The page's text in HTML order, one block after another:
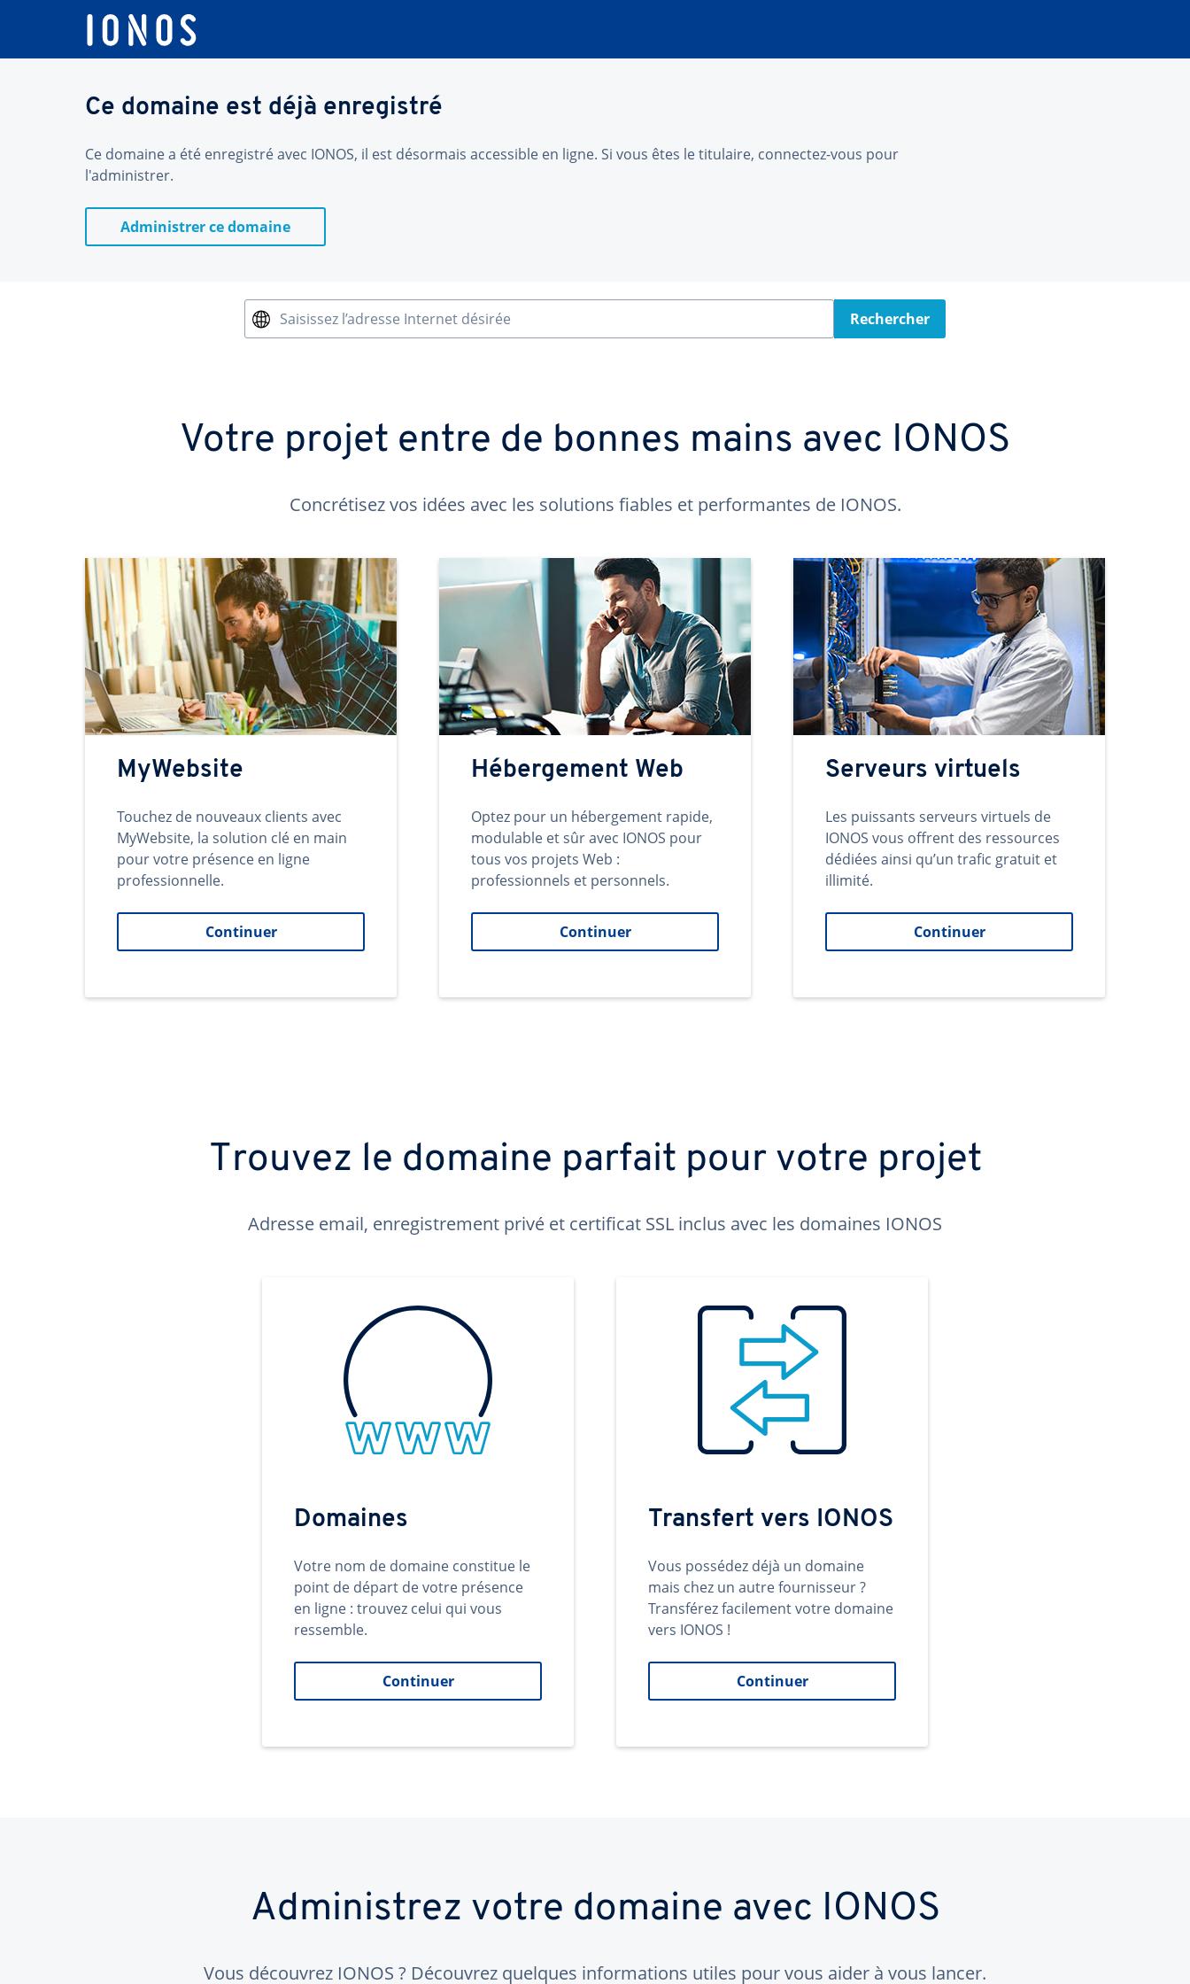
Ce domaine est déjà enregistré
Ce domaine a été enregistré avec IONOS, il est désormais accessible en ligne. Si vous êtes le titulaire, connectez-vous pour
l'administrer.
Administrer ce domaine
Saisissez l’adresse Internet désirée Rechercher
Votre projet entre de bonnes mains avec IONOS
Concrétisez vos idées avec les solutions fiables et performantes de IONOS.
MyWebsite
Touchez de nouveaux clients avec
MyWebsite, la solution clé en main
pour votre présence en ligne
professionnelle.
Continuer
Hébergement Web
Optez pour un hébergement rapide,
modulable et sûr avec IONOS pour
tous vos projets Web :
professionnels et personnels.
Continuer
Serveurs virtuels
Les puissants serveurs virtuels de
IONOS vous offrent des ressources
dédiées ainsi qu’un trafic gratuit et
illimité.
Continuer
Trouvez le domaine parfait pour votre projet
Adresse email, enregistrement privé et certificat SSL inclus avec les domaines IONOS
Domaines
Votre nom de domaine constitue le
point de départ de votre présence
en ligne : trouvez celui qui vous
ressemble.
Continuer
Transfert vers IONOS
Vous possédez déjà un domaine
mais chez un autre fournisseur ?
Transférez facilement votre domaine
vers IONOS !
Continuer
Administrez votre domaine avec IONOS
Vous découvrez IONOS ? Découvrez quelques informations utiles pour vous aider à vous lancer.